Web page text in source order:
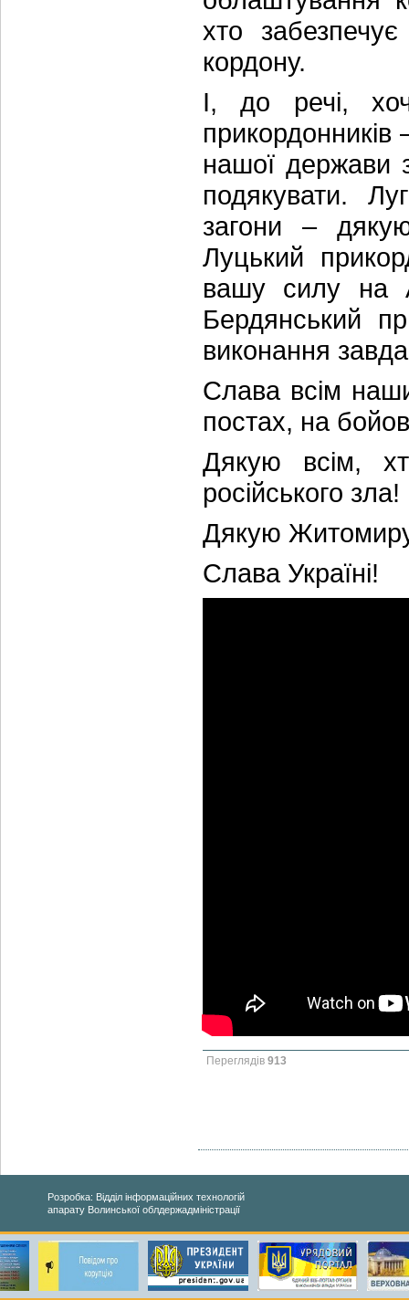
хто
кордону.
І, до речі,
нашої держави
подякувати.
загони –
Луцький
вашу силу на
Бердянський
виконання
Слава всім
постах, на
Дякую всім,
російського зла!
Дякую Житомиру
Слава Україні!
Переглядів 913
Розробка: Відділ інформаційних технологій
апарату Волинської облдержадміністрації